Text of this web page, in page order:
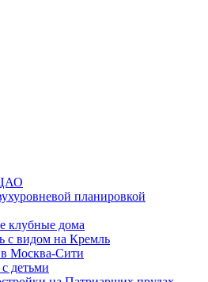
планировкой
клубные дома
с видом на Кремль
Москва-Сити
детьми